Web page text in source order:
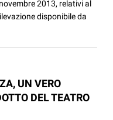
2013, relativi al
disponibile da
UN VERO
DEL TEATRO